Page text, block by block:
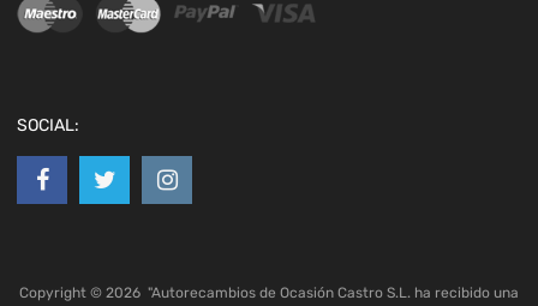
SOCIAL:
Copyright © 2026 "Autorecambios de Ocasión Castro S.L. ha recibido una